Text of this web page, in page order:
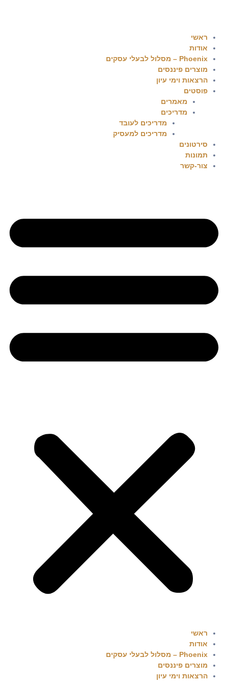
ראשי
אודות
Phoenix – מסלול לבעלי עסקים
מוצרים פיננסים
הרצאות וימי עיון
פוסטים​
מאמרים
מדריכים
מדריכים לעובד
מדריכים למעסיק
סירטונים
תמונות
צור-קשר
ראשי
אודות
Phoenix – מסלול לבעלי עסקים
מוצרים פיננסים
הרצאות וימי עיון